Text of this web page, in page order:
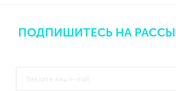
ПОДПИШИТЕСЬ НА